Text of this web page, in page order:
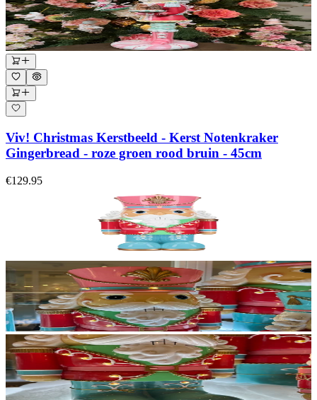
Viv! Christmas Kerstbeeld - Kerst Notenkraker
Gingerbread - roze groen rood bruin - 45cm
€129.95